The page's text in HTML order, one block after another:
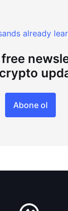
already
Abone ol